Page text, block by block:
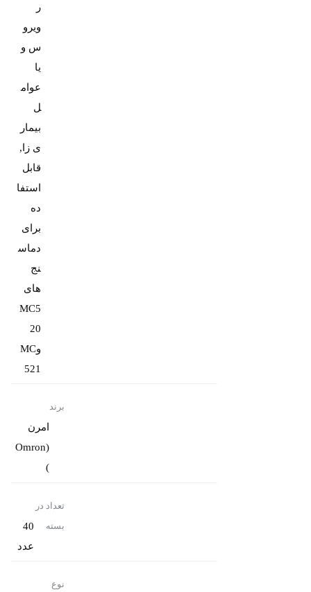
ر
ویرو
س و
یا
عوام
ل
بیمار
ی زا,
قابل
استفا
ده
برای
دماس
نج
های
‏MC5
وMC
521‎‏ ‏
برند
امرن
(Omron
)
تعداد در
بسته
40
عدد
نوع